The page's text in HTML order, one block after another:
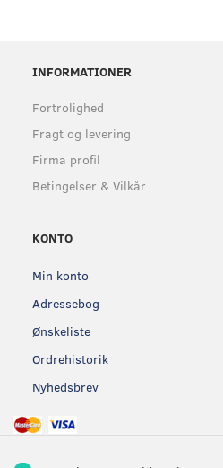
INFORMATIONER
Fortrolighed
Fragt og levering
Firma profil
Betingelser & Vilkår
KONTO
Min konto
Adressebog
Ønskeliste
Ordrehistorik
Nyhedsbrev